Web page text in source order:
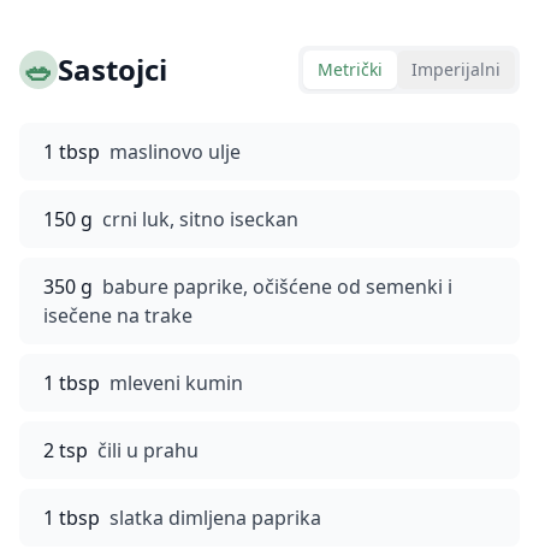
🥗Sastojci Metrički Imperijalni
1 tbsp maslinovo ulje
150 g crni luk, sitno iseckan
350 g babure paprike, očišćene od semenki i
isečene na trake
1 tbsp mleveni kumin
2 tsp čili u prahu
1 tbsp slatka dimljena paprika